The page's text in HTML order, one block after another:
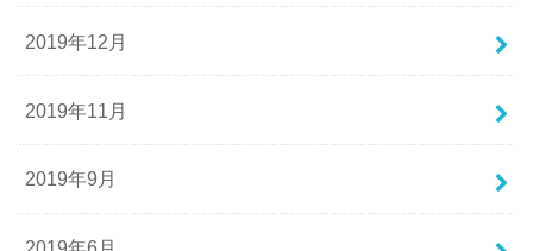
2019年12月
2019年11月
2019年9月